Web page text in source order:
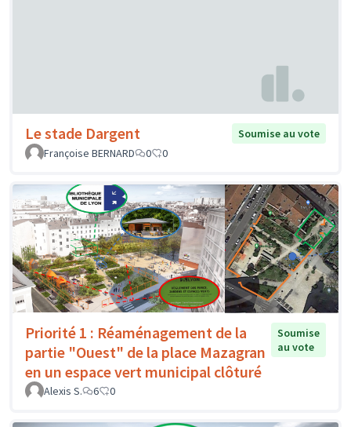
Le stade Dargent
Soumise au vote
Françoise BERNARD
0 0
Priorité 1 : Réaménagement de la
partie "Ouest" de la place Mazagran
en un espace vert municipal clôturé
Soumise
au vote
Alexis S. 6 0